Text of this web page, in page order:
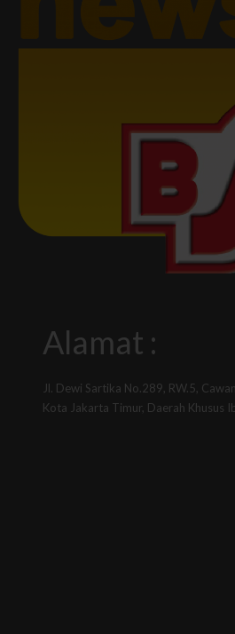
Alamat :
Jl. Dewi Sartika No.289, RW.5,
Kota Jakarta Timur, Daerah Khusus